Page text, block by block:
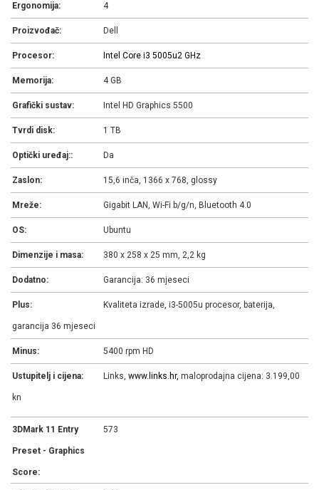
Ergonomija: 4
Proizvođač: Dell
Procesor: Intel Core i3 5005u2 GHz
Memorija: 4 GB
Grafički sustav: Intel HD Graphics 5500
Tvrdi disk: 1 TB
Optički uređaj:: Da
Zaslon: 15,6 inča, 1366 x 768, glossy
Mreže: Gigabit LAN, Wi-Fi b/g/n, Bluetooth 4.0
OS: Ubuntu
Dimenzije i masa: 380 x 258 x 25 mm, 2,2 kg
Dodatno: Garancija: 36 mjeseci
Plus: Kvaliteta izrade, i3-5005u procesor, baterija,
garancija 36 mjeseci
Minus: 5400 rpm HD
Ustupitelj i cijena: Links,www.links.hr, maloprodajna cijena: 3.199,00
kn
3DMark 11 Entry
Preset - Graphics
Score:
573